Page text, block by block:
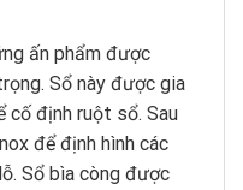
ấn phẩm được
Sổ này được gia
cố định ruột sổ. Sau
để định hình các
Sổ bìa còng được